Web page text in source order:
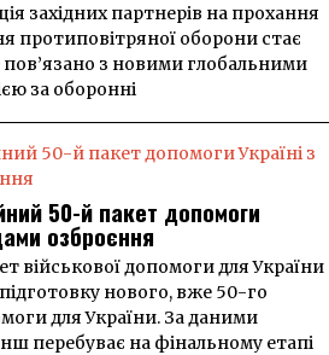
західних партнерів на прохання
протиповітряної оборони стає
з новими глобальними
за оборонні
50-й пакет допомоги
озброєння
військової допомоги для України
нового, вже 50-го
для України. За даними
перебуває на фінальному етапі